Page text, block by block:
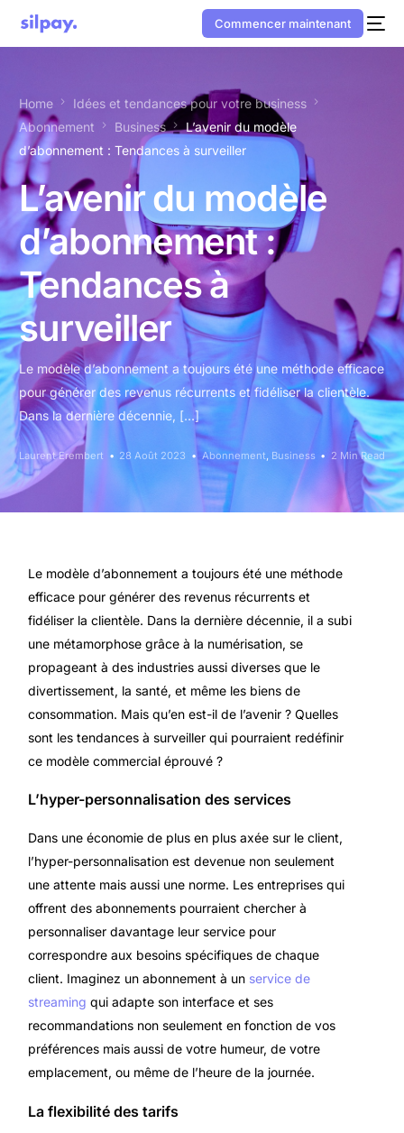
Commencer maintenant
Home
Idées et tendances pour votre business
Abonnement
Business
L’avenir du modèle
d’abonnement : Tendances à surveiller
L’avenir du modèle
d’abonnement :
Tendances à
surveiller
Le modèle d’abonnement a toujours été une méthode efficace
pour générer des revenus récurrents et fidéliser la clientèle.
Dans la dernière décennie, […]
Laurent Erembert 28 Août 2023 Abonnement Business 2 Min Read
Le modèle d’abonnement a toujours été une méthode
efficace pour générer des revenus récurrents et
fidéliser la clientèle. Dans la dernière décennie, il a subi
une métamorphose grâce à la numérisation, se
propageant à des industries aussi diverses que le
divertissement, la santé, et même les biens de
consommation. Mais qu’en est-il de l’avenir ? Quelles
sont les tendances à surveiller qui pourraient redéfinir
ce modèle commercial éprouvé ?
L’hyper-personnalisation des services
Dans une économie de plus en plus axée sur le client,
l’hyper-personnalisation est devenue non seulement
une attente mais aussi une norme. Les entreprises qui
offrent des abonnements pourraient chercher à
personnaliser davantage leur service pour
correspondre aux besoins spécifiques de chaque
client. Imaginez un abonnement à un service de
streaming qui adapte son interface et ses
recommandations non seulement en fonction de vos
préférences mais aussi de votre humeur, de votre
emplacement, ou même de l’heure de la journée.
La flexibilité des tarifs